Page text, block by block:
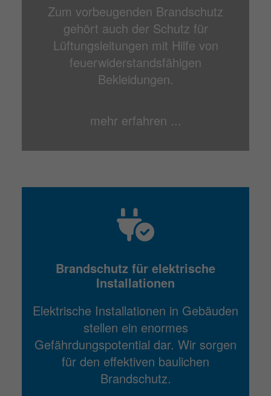
Zum vorbeugenden Brandschutz
gehört auch der Schutz für
Lüftungsleitungen mit Hilfe von
feuerwiderstandsfähigen
Bekleidungen.
mehr erfahren ...
Brandschutz für elektrische
Installationen
Elektrische Installationen in Gebäuden
stellen ein enormes
Gefährdungspotential dar. Wir sorgen
für den effektiven baulichen
Brandschutz.